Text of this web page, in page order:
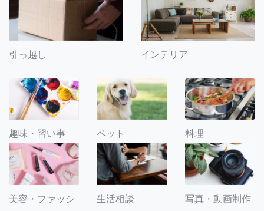
引っ越し インテリア
趣味・習い事 ペット 料理
美容・ファッシ
生活相談 写真・動画制作